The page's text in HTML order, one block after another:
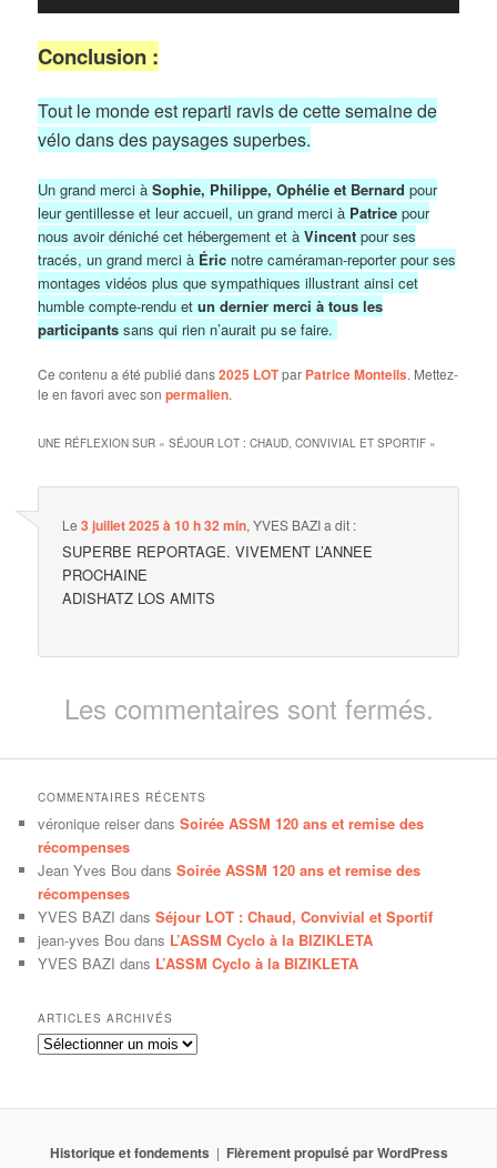
Conclusion :
Tout le monde est reparti ravis de cette semaine de
vélo dans des paysages superbes.
Un grand merci àSophie, Philippe, Ophélie et Bernard pour
leur gentillesse et leur accueil, un grand merci à Patrice pour
nous avoir déniché cet hébergement et àVincent pour ses
tracés, un grand merci à Éric notre caméraman-reporter pour ses
montages vidéos plus que sympathiques illustrant ainsi cet
humble compte-rendu etun dernier merci à tous les
participants sans qui rien n’aurait pu se faire.
Ce contenu a été publié dans2025 LOTpar Patrice Monteils. Mettez-
le en favori avec sonpermalien.
UNE RÉFLEXION SUR «SÉJOUR LOT : CHAUD, CONVIVIAL ET SPORTIF »
Le3 juillet 2025 à 10 h 32 min,YVES BAZIa dit :
SUPERBE REPORTAGE. VIVEMENT L’ANNEE
PROCHAINE
ADISHATZ LOS AMITS
Les commentaires sont fermés.
COMMENTAIRES RÉCENTS
véronique reiser dansSoirée ASSM 120 ans et remise des
récompenses
Jean Yves Bou dansSoirée ASSM 120 ans et remise des
récompenses
YVES BAZI dansSéjour LOT : Chaud, Convivial et Sportif
jean-yves Bou dans L’ASSM Cyclo à la BIZIKLETA
YVES BAZI dans L’ASSM Cyclo à la BIZIKLETA
ARTICLES ARCHIVÉS
Articles
Historique et fondements Fièrement propulsé par WordPress